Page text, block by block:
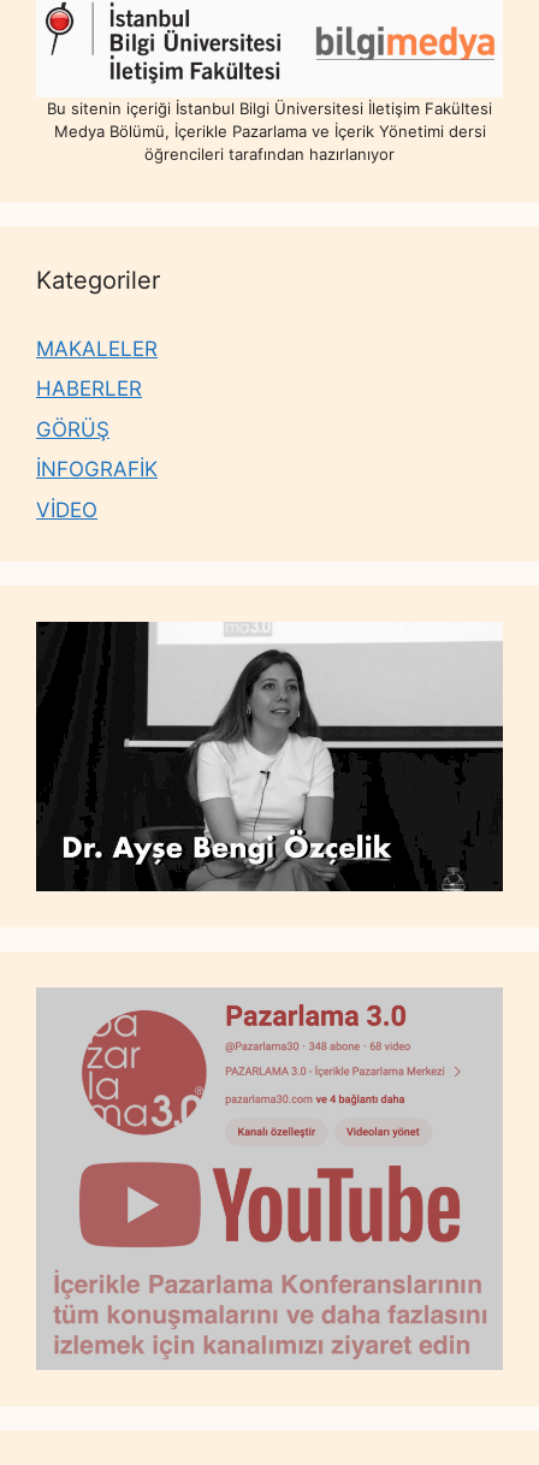
Bu sitenin içeriği İstanbul Bilgi Üniversitesi İletişim Fakültesi
Medya Bölümü, İçerikle Pazarlama ve İçerik Yönetimi dersi
öğrencileri tarafından hazırlanıyor
Kategoriler
MAKALELER
HABERLER
GÖRÜŞ
İNFOGRAFİK
VİDEO